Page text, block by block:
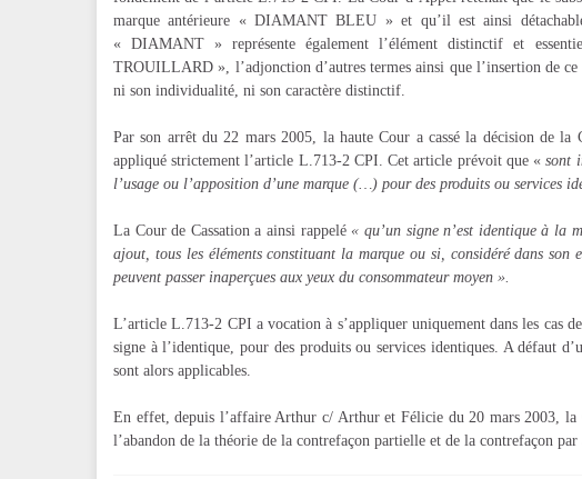
marque antérieure « DIAMANT BLEU » et qu’il est ainsi
« DIAMANT » représente également l’élément distinctif et
TROUILLARD », l’adjonction d’autres termes ainsi que l’insertion de
ni son individualité, ni son caractère distinctif.
Par son arrêt du 22 mars 2005, la haute Cour a cassé la décision de
appliqué strictement l’article L.713-2 CPI. Cet article prévoit que «sont
l’usage ou l’apposition d’une marque (…) pour des produits ou services
La Cour de Cassation a ainsi rappelé« qu’un signe n’est identique à la
ajout, tous les éléments constituant la marque ou si, considéré dans son
peuvent passer inaperçues aux yeux du consommateur moyen ».
L’article L.713-2 CPI a vocation à s’appliquer uniquement dans les cas
signe à l’identique, pour des produits ou services identiques. A défaut
sont alors applicables.
En effet, depuis l’affaire Arthur c/ Arthur et Félicie du 20 mars 2003, la
l’abandon de la théorie de la contrefaçon partielle et de la contrefaçon